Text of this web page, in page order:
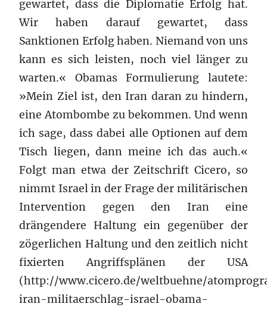
gewartet, dass die Diplomatie Erfolg hat.
Wir haben darauf gewartet, dass
Sanktionen Erfolg haben. Niemand von uns
kann es sich leisten, noch viel länger zu
warten.« Obamas Formulierung lautete:
»Mein Ziel ist, den Iran daran zu hindern,
eine Atombombe zu bekommen. Und wenn
ich sage, dass dabei alle Optionen auf dem
Tisch liegen, dann meine ich das auch.«
Folgt man etwa der Zeitschrift Cicero, so
nimmt Israel in der Frage der militärischen
Intervention gegen den Iran eine
drängendere Haltung ein gegenüber der
zögerlichen Haltung und den zeitlich nicht
fixierten Angriffsplänen der USA
(http://www.cicero.de/weltbuehne/
iran-militaerschlag-israel-obama-